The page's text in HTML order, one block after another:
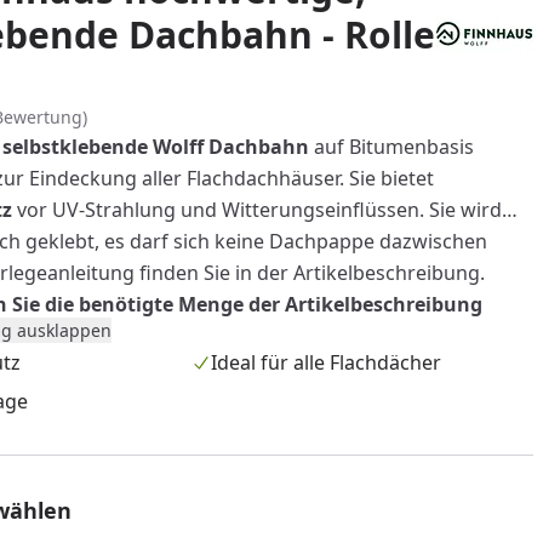
Dachbahn - Rolle
selbstklebende Wolff Dachbahn auf Bitumenbasis
Eindeckung aller Flachdachhäuser. Sie bietet
vor UV-Strahlung und Witterungseinflüssen. Sie wird
geklebt, es darf sich keine Dachpappe dazwischen
finden Sie in der Artikelbeschreibung.
die benötigte Menge der Artikelbeschreibung
, alternativ kann der Bedarf auch mit
werden: Dachfläche x 1,3 (Beispiel: 11,2 m²
14,56 m² benötigte Menge = 3 Rollen à 5 m²)
ausklappen
Ideal für alle Flachdächer